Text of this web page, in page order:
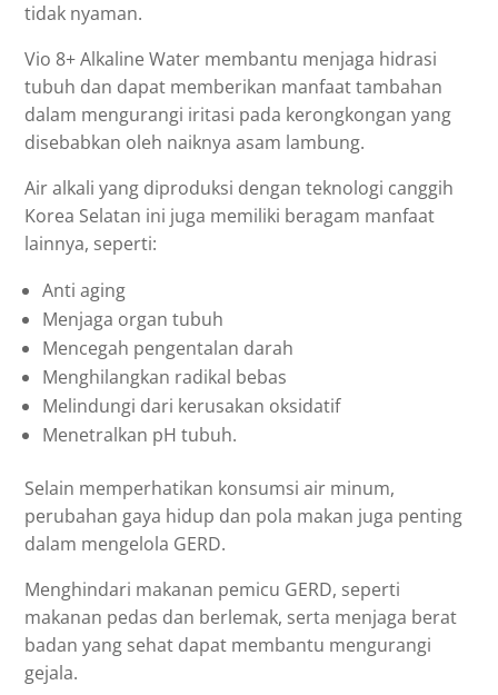
tidak nyaman.
Vio 8+ Alkaline Water membantu menjaga hidrasi
tubuh dan dapat memberikan manfaat tambahan
dalam mengurangi iritasi pada kerongkongan yang
disebabkan oleh naiknya asam lambung.
Air alkali yang diproduksi dengan teknologi canggih
Korea Selatan ini juga memiliki beragam manfaat
lainnya, seperti:
Anti aging
Menjaga organ tubuh
Mencegah pengentalan darah
Menghilangkan radikal bebas
Melindungi dari kerusakan oksidatif
Menetralkan pH tubuh.
Selain memperhatikan konsumsi air minum,
perubahan gaya hidup dan pola makan juga penting
dalam mengelola GERD.
Menghindari makanan pemicu GERD, seperti
makanan pedas dan berlemak, serta menjaga berat
badan yang sehat dapat membantu mengurangi
gejala.